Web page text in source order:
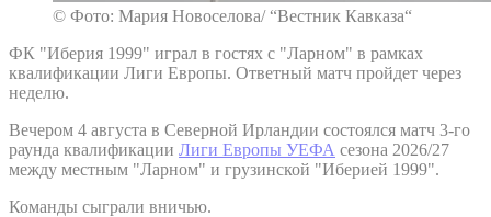
© Фото: Мария Новоселова/ “Вестник Кавказа“
ФК "Иберия 1999" играл в гостях с "Ларном" в рамках
квалификации Лиги Европы. Ответный матч пройдет через
неделю.
Вечером 4 августа в Северной Ирландии состоялся матч 3-го
раунда квалификации Лиги Европы УЕФА сезона 2026/27
между местным "Ларном" и грузинской "Иберией 1999".
Команды сыграли вничью.